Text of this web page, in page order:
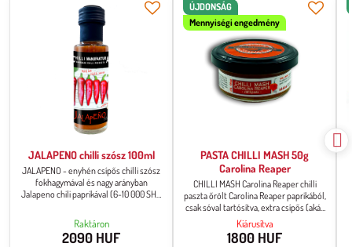
JALAPENO chilli szósz 100ml
JALAPENO - enyhén csípős chilli szósz
fokhagymával és nagy arányban
Jalapeno chili paprikával (6-10 000 SHU
önmagában, chipsekkel vagy nacho-val
családi vagy barátai körben.
Raktáron
2090 HUF
ÚJDONSÁG
Mennyiségi engedmény
PASTA CHILLI MASH 50g
Carolina Reaper
CHILLI MASH Carolina Reaper chilli
paszta őrölt Carolina Reaper paprikából,
csak sóval tartósítva, extra csípős (akár
2 millió SHU), közvetlen fogyasztásra.
Az állaga sűrű, pépes.
Kiárusítva
1800 HUF